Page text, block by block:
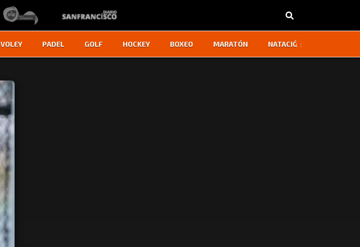
VOLEY PADEL GOLF HOCKEY BOXEO MARATÓN NATACIÓN
‹ ›